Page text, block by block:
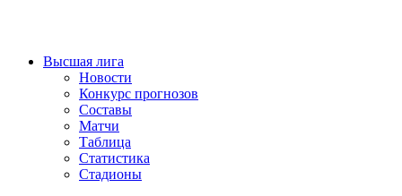
Высшая лига
Новости
Конкурс прогнозов
Составы
Матчи
Таблица
Статистика
Стадионы